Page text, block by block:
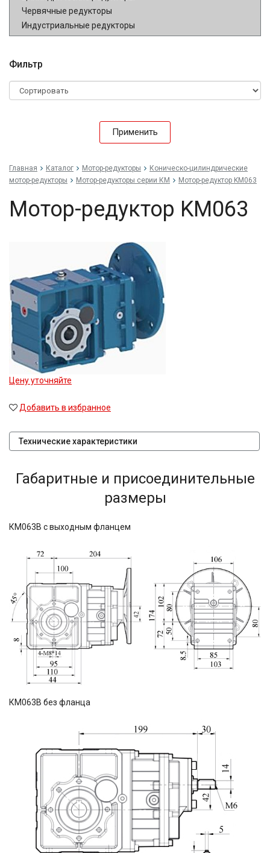
Червячные редукторы
Индустриальные редукторы
Фильтр
Применить
Главная Каталог Мотор-редукторы
Коническо-цилиндрические
мотор-редукторы
Мотор-редукторы серии КМ Мотор-редуктор KM063
Мотор-редуктор KM063
Цену уточняйте
Добавить в избранное
Технические характеристики
Габаритные и присоединительные
размеры
КМ063В с выходным фланцем
КМ063В без фланца